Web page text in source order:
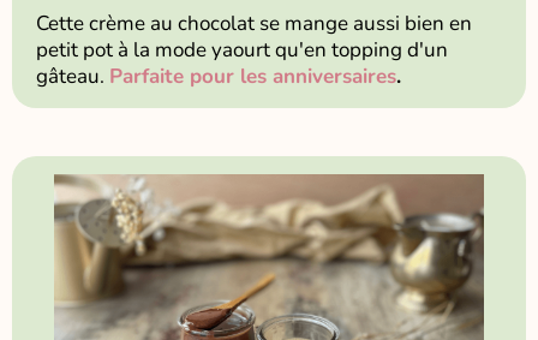
Cette crème au chocolat se mange aussi bien en
petit pot à la mode yaourt qu'en topping d'un
gâteau. Parfaite pour les anniversaires.